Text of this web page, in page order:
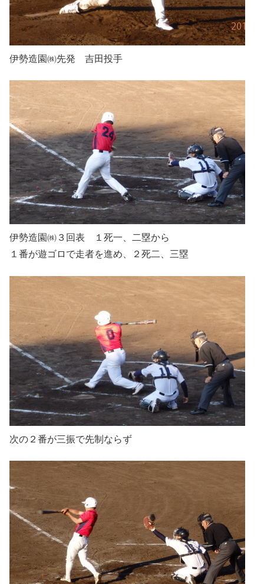
伊勢造園㈱先発 吉田投手
伊勢造園㈱３回表 １死一、二塁から
１番が遊ゴロで走者を進め、２死二、三塁
次の２番が三振で先制ならず